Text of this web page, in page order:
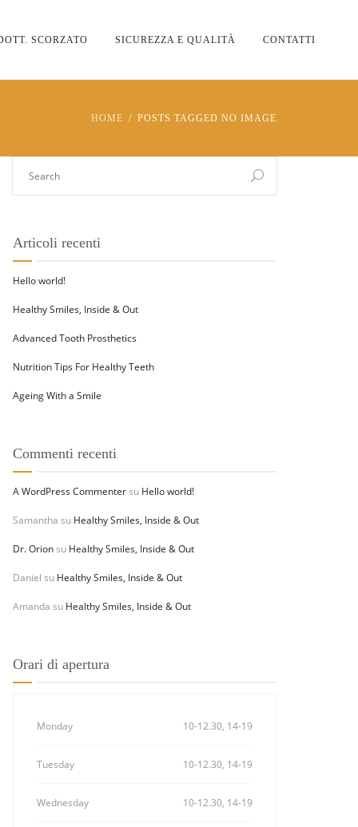
SCORZATO SICUREZZA E QUALITÀ CONTATTI
HOME POSTS TAGGED NO IMAGE
Articoli recenti
Hello world!
Healthy Smiles, Inside & Out
Advanced Tooth Prosthetics
Nutrition Tips For Healthy Teeth
Ageing With a Smile
Commenti recenti
A WordPress Commentersu Hello world!
Samantha su Healthy Smiles, Inside & Out
Dr. Orionsu Healthy Smiles, Inside & Out
Daniel su Healthy Smiles, Inside & Out
Amanda su Healthy Smiles, Inside & Out
Orari di apertura
Monday 10-12.30, 14-19
Tuesday 10-12.30, 14-19
Wednesday 10-12.30, 14-19